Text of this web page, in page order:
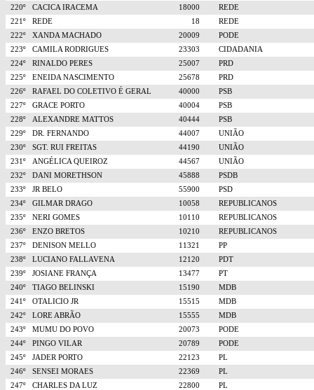
220º
CACICA IRACEMA 18000
REDE
221º
REDE 18
REDE
222º
XANDA MACHADO 20009
PODE
223º
CAMILA RODRIGUES 23303
CIDADANIA
224º
RINALDO PERES 25007
PRD
225º
ENEIDA NASCIMENTO 25678
PRD
226º
RAFAEL DO COLETIVO É GERAL 40000
PSB
227º
GRACE PORTO 40004
PSB
228º
ALEXANDRE MATTOS 40444
PSB
229º
DR. FERNANDO 44007
UNIÃO
230º
SGT. RUI FREITAS 44190
UNIÃO
231º
ANGÉLICA QUEIROZ 44567
UNIÃO
232º
DANI MORETHSON 45888
PSDB
233º
JR BELO 55900
PSD
234º
GILMAR DRAGO 10058
REPUBLICANOS
235º
NERI GOMES 10110
REPUBLICANOS
236º
ENZO BRETOS 10210
REPUBLICANOS
237º
DENISON MELLO 11321
PP
238º
LUCIANO FALLAVENA 12120
PDT
239º
JOSIANE FRANÇA 13477
PT
240º
TIAGO BELINSKI 15190
MDB
241º
OTALICIO JR 15515
MDB
242º
LORE ABRÃO 15555
MDB
243º
MUMU DO POVO 20073
PODE
244º
PINGO VILAR 20789
PODE
245º
JADER PORTO 22123
PL
246º
SENSEI MORAES 22369
PL
247º
CHARLES DA LUZ 22800
PL